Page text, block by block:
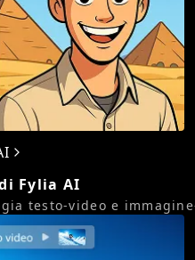
Fylia AI
testo-video e